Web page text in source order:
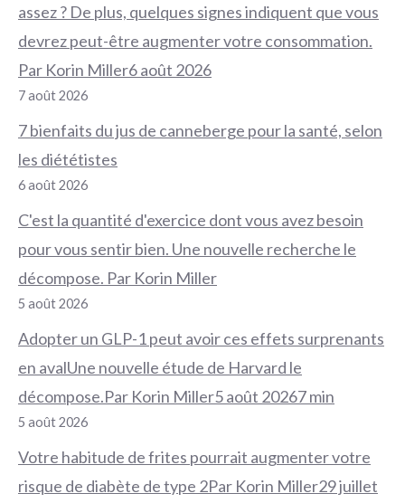
assez ? De plus, quelques signes indiquent que vous
devrez peut-être augmenter votre consommation.
Par Korin Miller6 août 2026
7 août 2026
7 bienfaits du jus de canneberge pour la santé, selon
les diététistes
6 août 2026
C'est la quantité d'exercice dont vous avez besoin
pour vous sentir bien. Une nouvelle recherche le
décompose. Par Korin Miller
5 août 2026
Adopter un GLP-1 peut avoir ces effets surprenants
en avalUne nouvelle étude de Harvard le
décompose.Par Korin Miller5 août 20267 min
5 août 2026
Votre habitude de frites pourrait augmenter votre
risque de diabète de type 2Par Korin Miller29 juillet